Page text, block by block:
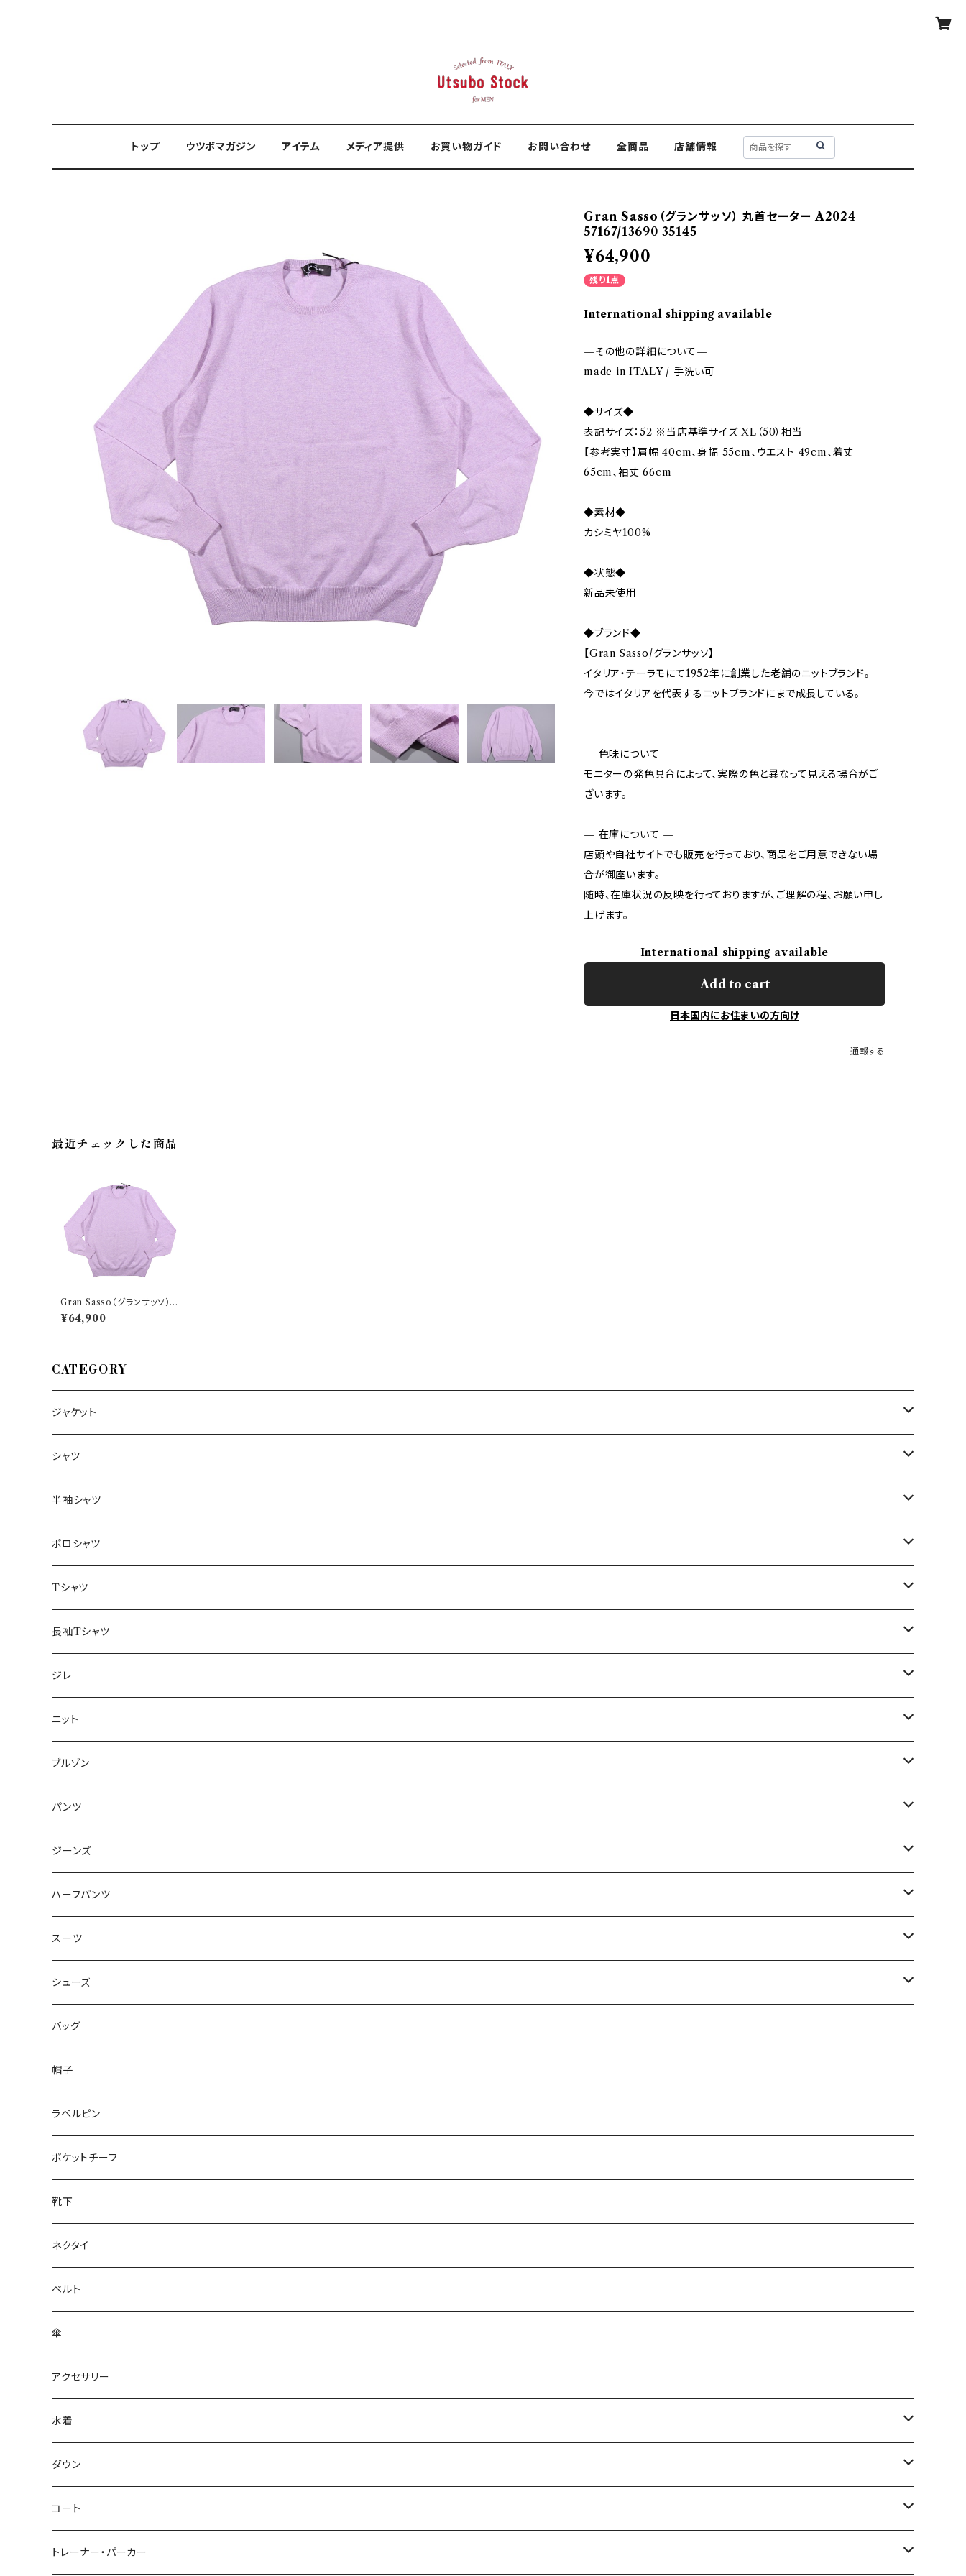
トップ ウツボマガジン アイテム メディア提供 お買い物ガイド お問い合わせ 全商品 店舗情報
Gran Sasso（グランサッソ） 丸首セーター A2024
57167/13690 35145
¥64,900
残り1点
International shipping available
—その他の詳細について—
made in ITALY / 手洗い可
◆サイズ◆
表記サイズ：52 ※当店基準サイズ XL（50）相当
【参考実寸】肩幅 40cm、身幅 55cm、ウエスト 49cm、着丈
65cm、袖丈 66cm
◆素材◆
カシミヤ100%
◆状態◆
新品未使用
◆ブランド◆
【Gran Sasso/グランサッソ】
イタリア・テーラモにて1952年に創業した老舗のニットブランド。
今ではイタリアを代表するニットブランドにまで成長している。
— 色味について —
モニターの発色具合によって、実際の色と異なって見える場合がご
ざいます。
— 在庫について —
店頭や自社サイトでも販売を行っており、商品をご用意できない場
合が御座います。
随時、在庫状況の反映を行っておりますが、ご理解の程、お願い申し
上げます。
International shipping available
Add to cart
日本国内にお住まいの方向け
通報する
最近チェックした商品
Gran Sasso（グランサッソ）
丸首セーター A2024 57167/
13690 35145
¥64,900
CATEGORY
ジャケット
～44/S
46/M
48/L
50/XL～
シャツ
～44/S
46/M
48/L
50/XL～
半袖シャツ
～44/S
46/M
48/L
50/XL～
ポロシャツ
～44/S
46/M
48/L
50/XL～
Tシャツ
～44/S
46/M
48/L
50/XL～
長袖Tシャツ
～44/S
46/M
48/L
50/XL～
ジレ
～44/S
46/M
48/L
50/XL～
ニット
～44/S
46/M
48/L
50/XL～
ブルゾン
～44/S
46/M
48/L
50/XL～
パンツ
～44/S
46/M
48/L
50/XL～
ジーンズ
～44/S
46/M
48/L
50/XL～
ハーフパンツ
～44/S
46/M
48/L
50/XL～
スーツ
～44/S
46/M
48/L
50/XL～
シューズ
～25.5cm
26cm～
27cm～
28cm～
バッグ
帽子
ラペルピン
ポケットチーフ
靴下
ネクタイ
ベルト
傘
アクセサリー
水着
～44/S
46/M
48/L
ダウン
～44/S
46/M
コート
～44/S
トレーナー・パーカー